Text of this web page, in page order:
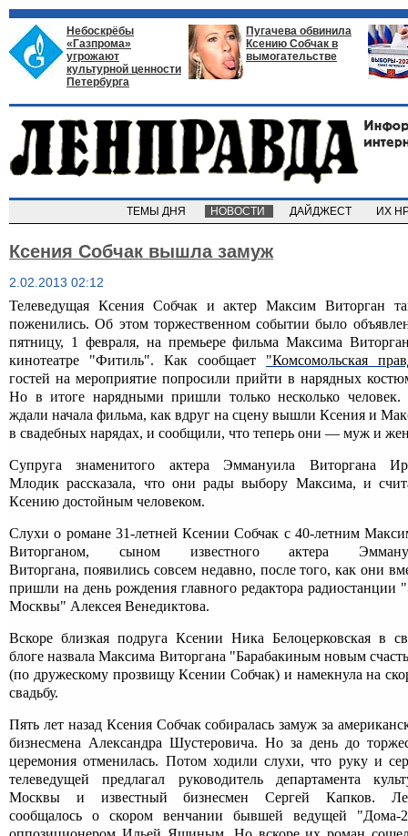
Небоскрёбы
«Газпрома»
угрожают
культурной ценности
Петербурга
Пугачева обвинила
Ксению Собчак в
вымогательстве
ТЕМЫ ДНЯ НОВОСТИ ДАЙДЖЕСТ ИХ
Ксения Собчак вышла замуж
2.02.2013 02:12
Телеведущая Ксения Собчак и актер Максим Виторган
поженились. Об этом торжественном событии было
пятницу, 1 февраля, на премьере фильма Максима
кинотеатре "Фитиль". Как сообщает
"Комсомольская
гостей на мероприятие попросили прийти в нарядных
Но в итоге нарядными пришли только несколько человек.
ждали начала фильма, как вдруг на сцену вышли Ксения и
в свадебных нарядах, и сообщили, что теперь они — муж и
Супруга знаменитого актера Эммануила Виторгана
Млодик рассказала, что они рады выбору Максима, и
Ксению достойным человеком.
Слухи о романе 31-летней Ксении Собчак с 40-летним
Виторганом, сыном известного актера
Виторгана, появились совсем недавно, после того, как они
пришли на день рождения главного редактора радиостанции
Москвы" Алексея Венедиктова.
Вскоре близкая подруга Ксении Ника Белоцерковская в
блоге назвала Максима Виторгана "Барабакиным новым
(по дружескому прозвищу Ксении Собчак) и намекнула на
свадьбу.
Пять лет назад Ксения Собчак собиралась замуж за
бизнесмена Александра Шустеровича. Но за день до
церемония отменилась. Потом ходили слухи, что руку и
телеведущей предлагал руководитель департамента
Москвы и известный бизнесмен Сергей Капков.
сообщалось о скором венчании бывшей ведущей "Дома-